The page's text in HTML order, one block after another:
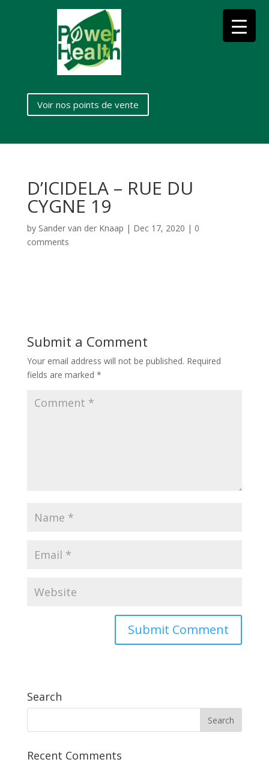
Voir nos points de vente
D’ICIDELA – RUE DU
CYGNE 19
by Sander van der Knaap | Dec 17, 2020 | 0
comments
Submit a Comment
Your email address will not be published. Required
fields are marked *
Search
Recent Comments